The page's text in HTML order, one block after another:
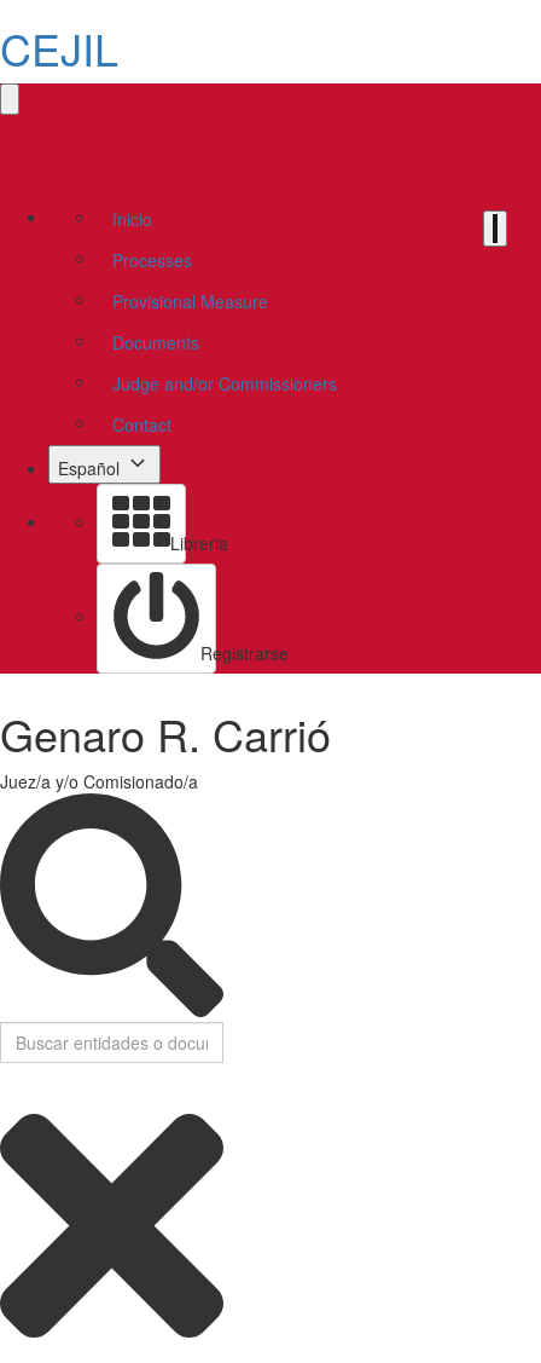
CEJIL
Inicio
Processes
Provisional Measure
Documents
Judge and/or Commissioners
Contact
Español
Libreria
Registrarse
Genaro R. Carrió
Juez/a y/o Comisionado/a